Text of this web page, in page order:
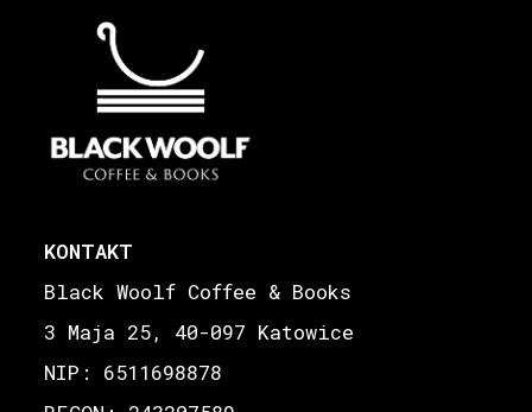
KONTAKT
Black Woolf Coffee & Books
3 Maja 25, 40-097 Katowice
NIP: 6511698878